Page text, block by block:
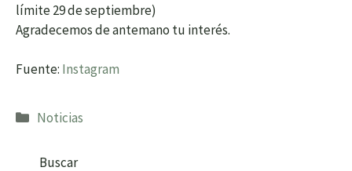
límite 29 de septiembre)
Agradecemos de antemano tu interés.
Fuente: Instagram
Categorías
Noticias
Buscar